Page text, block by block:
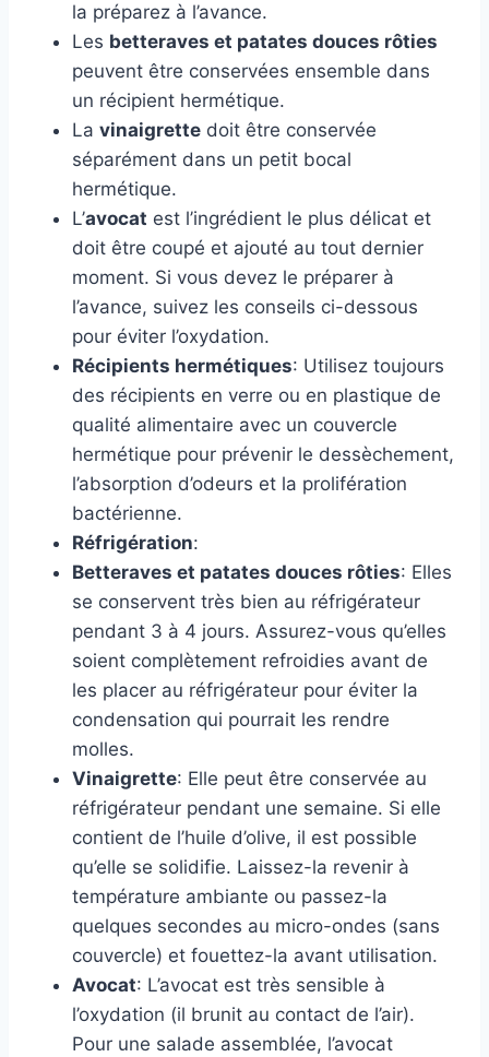
la préparez à l’avance.
Les betteraves et patates douces rôties
peuvent être conservées ensemble dans
un récipient hermétique.
La vinaigrette doit être conservée
séparément dans un petit bocal
hermétique.
L’avocat est l’ingrédient le plus délicat et
doit être coupé et ajouté au tout dernier
moment. Si vous devez le préparer à
l’avance, suivez les conseils ci-dessous
pour éviter l’oxydation.
Récipients hermétiques: Utilisez toujours
des récipients en verre ou en plastique de
qualité alimentaire avec un couvercle
hermétique pour prévenir le dessèchement,
l’absorption d’odeurs et la prolifération
bactérienne.
Réfrigération:
Betteraves et patates douces rôties: Elles
se conservent très bien au réfrigérateur
pendant 3 à 4 jours. Assurez-vous qu’elles
soient complètement refroidies avant de
les placer au réfrigérateur pour éviter la
condensation qui pourrait les rendre
molles.
Vinaigrette: Elle peut être conservée au
réfrigérateur pendant une semaine. Si elle
contient de l’huile d’olive, il est possible
qu’elle se solidifie. Laissez-la revenir à
température ambiante ou passez-la
quelques secondes au micro-ondes (sans
couvercle) et fouettez-la avant utilisation.
Avocat: L’avocat est très sensible à
l’oxydation (il brunit au contact de l’air).
Pour une salade assemblée, l’avocat